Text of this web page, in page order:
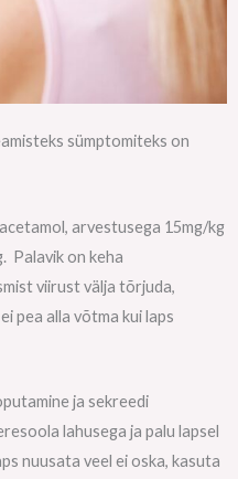
sümptomiteks on
arvestusega 15mg/kg
Palavik on keha
viirust välja tõrjuda,
pea alla võtma kui laps
ja sekreedi
lahusega ja palu lapsel
nuusata veel ei oska, kasuta